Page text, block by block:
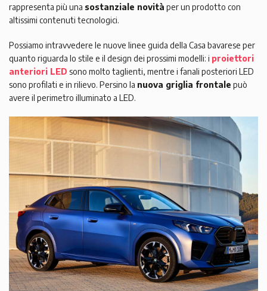
rappresenta più una sostanziale novità per un prodotto con
altissimi contenuti tecnologici.
Possiamo intravvedere le nuove linee guida della Casa bavarese per
quanto riguarda lo stile e il design dei prossimi modelli: i proiettori
anteriori LED sono molto taglienti, mentre i fanali posteriori LED
sono profilati e in rilievo. Persino la nuova griglia frontale può
avere il perimetro illuminato a LED.